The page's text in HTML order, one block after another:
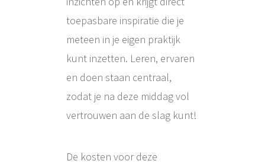
toepasbare inspiratie die je
meteen in je eigen praktijk
kunt inzetten. Leren, ervaren
en doen staan centraal,
zodat je na deze middag vol
vertrouwen aan de slag kunt!
De kosten voor deze